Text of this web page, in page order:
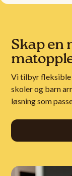
Skap en
Vi tilbyr fleksible
skoler og barn
løsning som